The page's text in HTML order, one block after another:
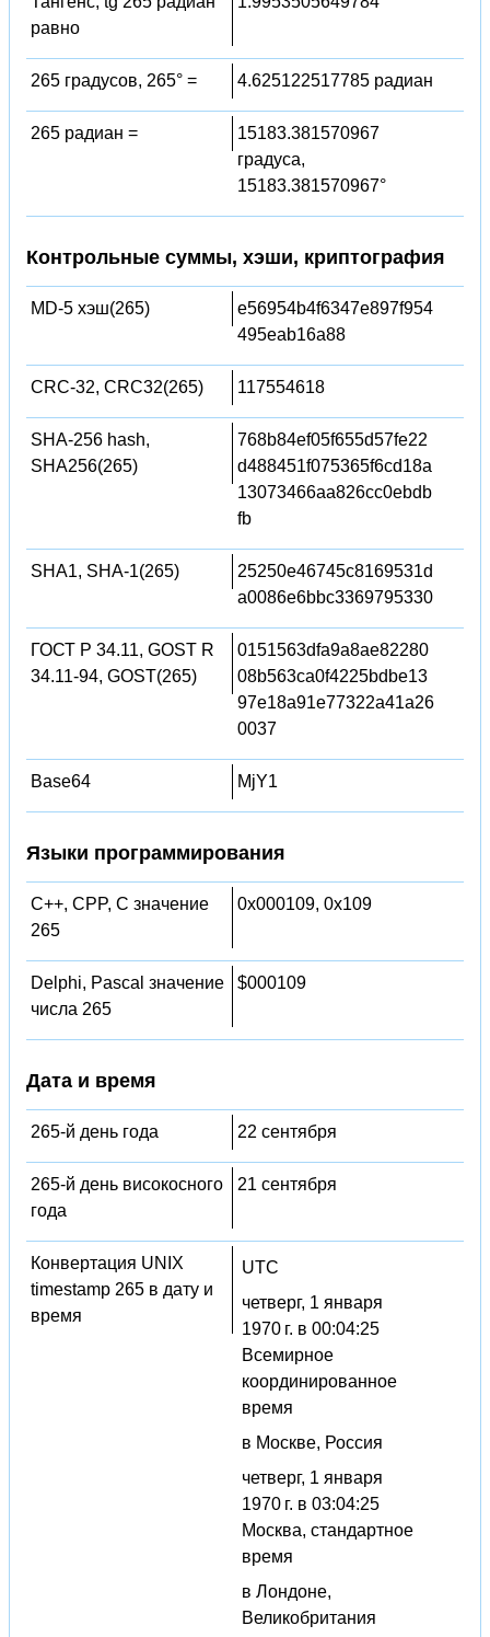
равно
265 градусов, 265° = 4.625122517785 радиан
265 радиан =
15183.381570967
градуса,
15183.381570967°
Контрольные суммы, хэши, криптография
MD-5 хэш(265)
e56954b4f6347e897f954
495eab16a88
CRC-32, CRC32(265) 117554618
SHA-256 hash,
SHA256(265)
768b84ef05f655d57fe22
d488451f075365f6cd18a
13073466aa826cc0ebdb
fb
SHA1, SHA-1(265)
25250e46745c8169531d
a0086e6bbc3369795330
ГОСТ Р 34.11, GOST R
34.11-94, GOST(265)
0151563dfa9a8ae82280
08b563ca0f4225bdbe13
97e18a91e77322a41a26
0037
Base64 MjY1
Языки программирования
C++, CPP, C значение
265
0x000109, 0x109
Delphi, Pascal значение
числа 265
$000109
Дата и время
265-й день года 22 сентября
265-й день високосного
года
21 сентября
Конвертация UNIX
timestamp 265 в дату и
время
UTC
четверг, 1 января
1970 г. в 00:04:25
Всемирное
координированное
время
в Москве, Россия
четверг, 1 января
1970 г. в 03:04:25
Москва, стандартное
время
в Лондоне,
Великобритания